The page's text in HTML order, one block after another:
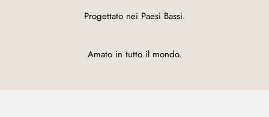
Progettato nei Paesi Bassi.
Amato in tutto il mondo.